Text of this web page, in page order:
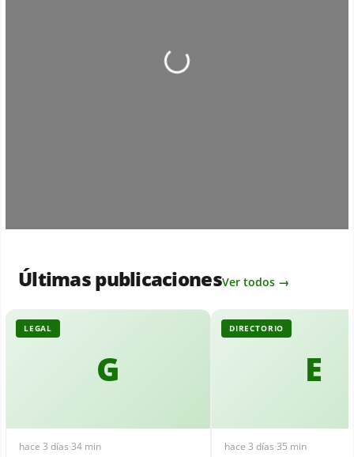
Loading...
Últimas publicacionesVer todos →
G
LEGAL
hace 3 días·34 min
E
DIRECTORIO
hace 3 días·35 min